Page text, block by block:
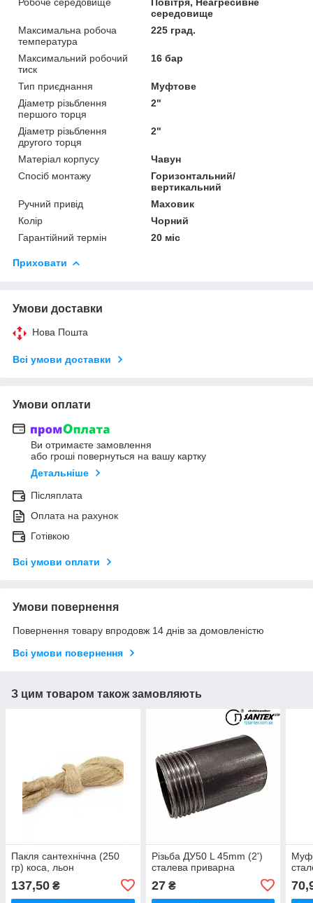
середовище
Максимальна робоча
температура
225 град.
Максимальний робочий
тиск
16 бар
Тип приєднання
Муфтове
Діаметр різьблення
першого торця
2"
Діаметр різьблення
другого торця
2"
Матеріал корпусу
Чавун
Спосіб монтажу
Горизонтальний/
вертикальний
Ручний привід
Маховик
Колір
Чорний
Гарантійний термін
20 міс
Приховати
Умови доставки
Нова Пошта
Всі умови доставки
Умови оплати
Ви отримаєте замовлення
або гроші повернуться на вашу картку
Детальніше
Післяплата
Оплата на рахунок
Готівкою
Всі умови оплати
Умови повернення
Повернення товару впродовж 14 днів за домовленістю
Всі умови повернення
З цим товаром також замовляють
Пакля сантехнічна (250
гр) коса, льон
137,50 ₴
Різьба ДУ50 L 45mm (2')
сталева приварна
27₴